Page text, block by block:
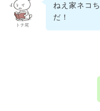
トチ尾
ねえ家ネコ
だ！